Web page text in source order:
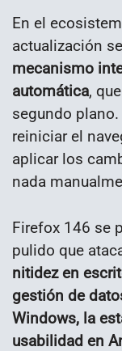
En el
actualización
mecanismo
automática,
segundo
reiniciar el
aplicar los
nada
Firefox 146 se
pulido que
nitidez en
gestión de
Windows, la
usabilidad en